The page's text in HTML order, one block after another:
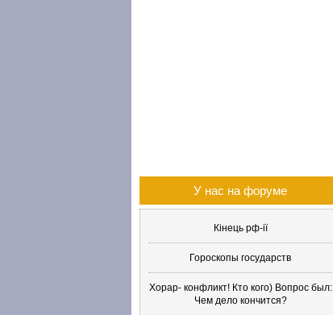
У нас на форуме
Кінець рф-ії
Гороскопы государств
Хорар- конфликт! Кто кого) Вопрос был:
Чем дело кончится?